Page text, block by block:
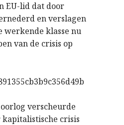
EU-lid dat door
en verslagen
werkende klasse nu
van de crisis op
verscheurde
kapitalistische crisis